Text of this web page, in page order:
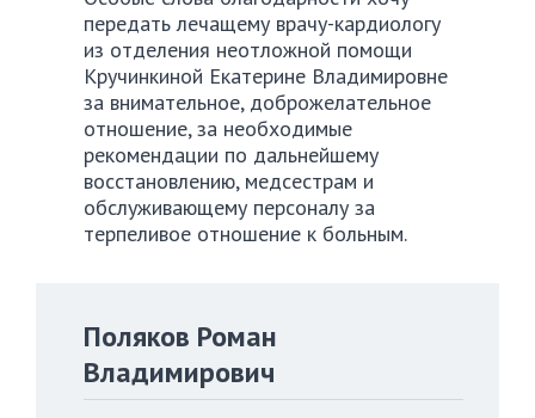
передать лечащему врачу-кардиологу
из отделения неотложной помощи
Кручинкиной Екатерине Владимировне
за внимательное, доброжелательное
отношение, за необходимые
рекомендации по дальнейшему
восстановлению, медсестрам и
обслуживающему персоналу за
терпеливое отношение к больным.
Поляков Роман
Владимирович